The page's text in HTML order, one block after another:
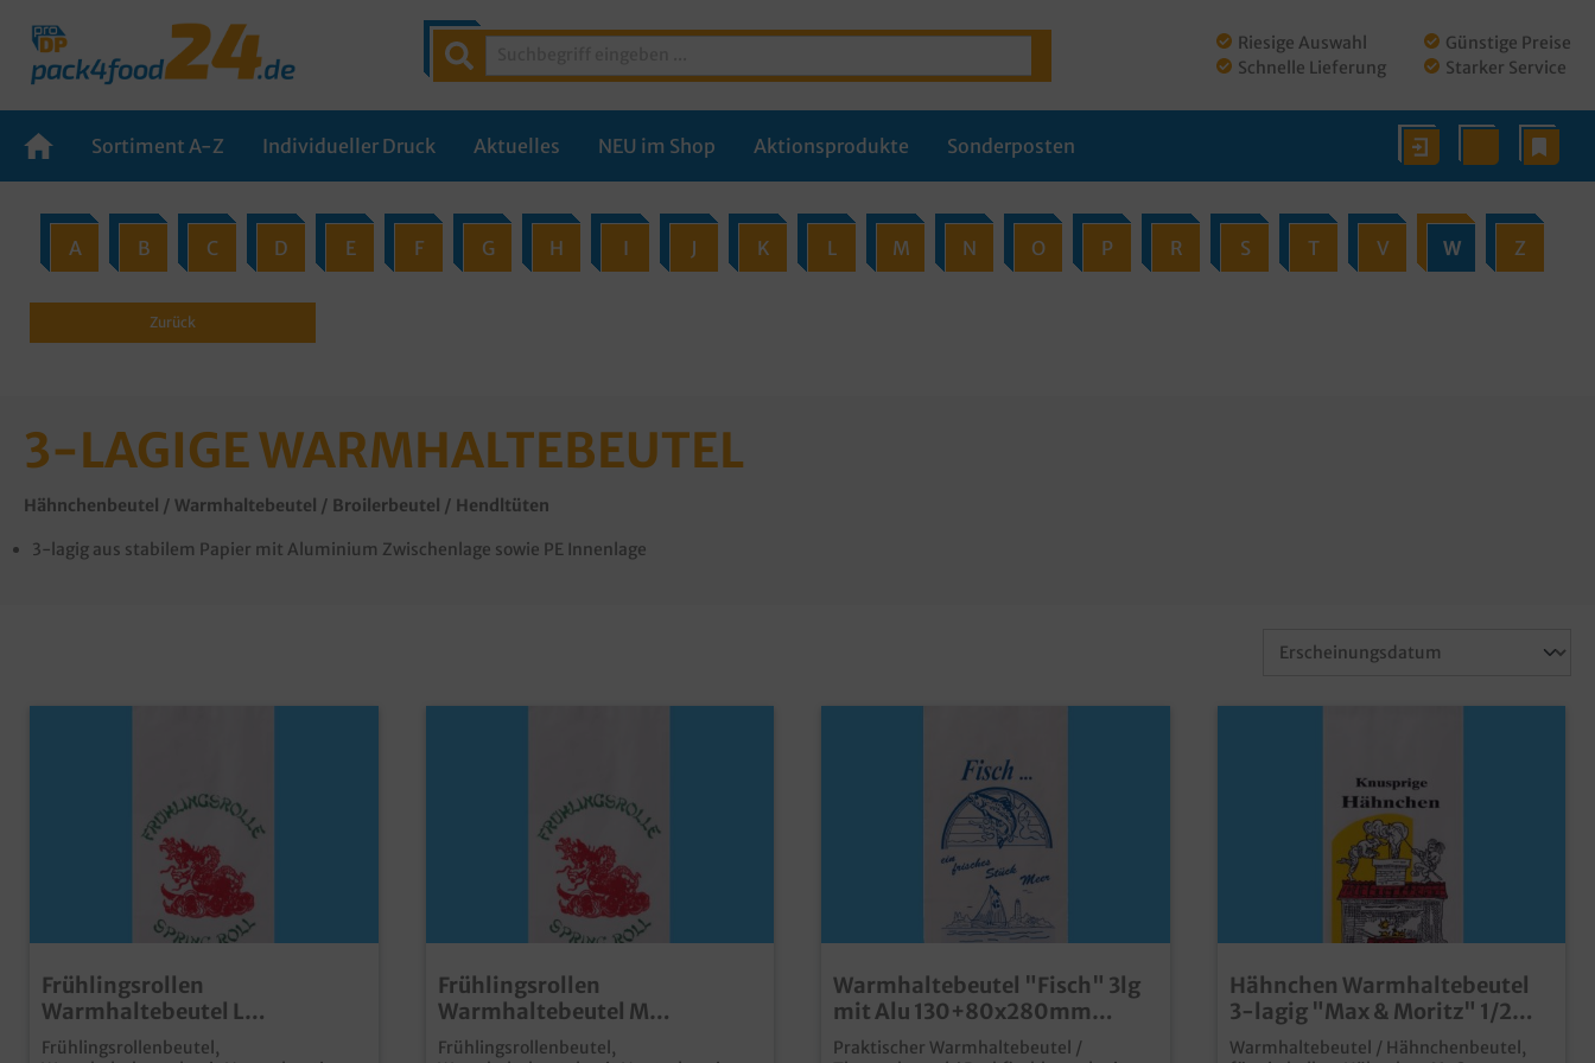
Riesige Auswahl
Schnelle Lieferung
Günstige Preise
Starker Service
Sortiment A-Z Individueller Druck Aktuelles NEU im Shop Aktionsprodukte Sonderposten
A B C D E F G H I J K L M N O P R S T V W Z
Zurück
3-LAGIGE WARMHALTEBEUTEL
Hähnchenbeutel / Warmhaltebeutel / Broilerbeutel / Hendltüten
3-lagig aus stabilem Papier mit Aluminium Zwischenlage sowie PE Innenlage
Frühlingsrollen
Warmhaltebeutel L
13+8x28cm 1.000St
Frühlingsrollenbeutel,
Frühlingsrollen
Warmhaltebeutel M
10,5x6,3x23cm 1.000St
Frühlingsrollenbeutel,
Warmhaltebeutel "Fisch" 3lg
mit Alu 130+80x280mm
1000St
Praktischer Warmhaltebeutel /
Hähnchen Warmhaltebeutel
3-lagig "Max & Moritz" 1/2
1.000St
Warmhaltebeutel / Hähnchenbeutel,